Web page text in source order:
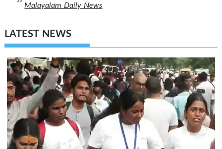
Malayalam Daily News
LATEST NEWS